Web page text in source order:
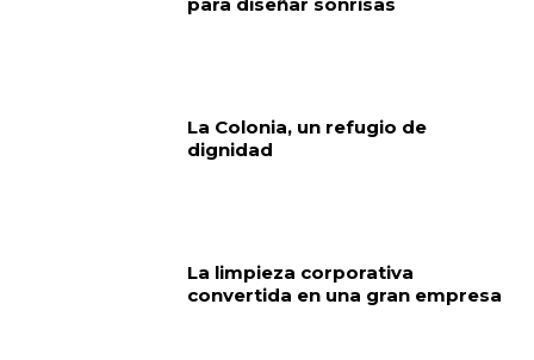
para diseñar sonrisas
La Colonia, un refugio de
dignidad
La limpieza corporativa
convertida en una gran empresa